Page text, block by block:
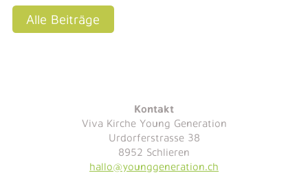
Alle Beiträge
Kontakt
Viva Kirche Young Generation
Urdorferstrasse 38
8952 Schlieren
hallo@younggeneration.ch